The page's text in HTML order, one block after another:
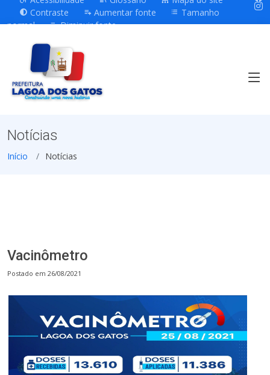
Contraste
Aumentar fonte
Tamanho
normal
Diminuir fonte
Notícias
Início Notícias
Vacinômetro
Postado em 26/08/2021